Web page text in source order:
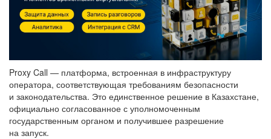
Proxy Call — платформа, встроенная в инфраструктуру
оператора, соответствующая требованиям безопасности
и законодательства. Это единственное решение в Казахстане,
официально согласованное с уполномоченным
государственным органом и получившее разрешение
на запуск.